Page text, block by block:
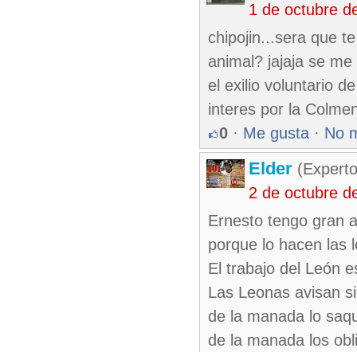
1 de octubre
chipojin...sera que
animal? jajaja se
el exilio voluntario
interes por la
0 · Me gusta · No
Elder
2 de octubre
Ernesto tengo gran
porque lo hacen las
El trabajo del León
Las Leonas avisan
de la manada lo
de la manada los